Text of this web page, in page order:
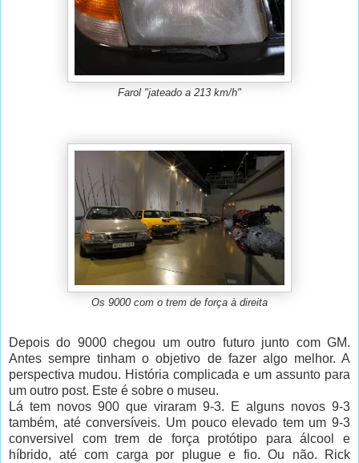
Farol "jateado a 213 km/h"
Os 9000 com o trem de força à direita
Depois do 9000 chegou um outro futuro junto com GM.
Antes sempre tinham o objetivo de fazer algo melhor. A
perspectiva mudou. História complicada e um assunto para
um outro post. Este é sobre o museu.
Lá tem novos 900 que viraram 9-3. E alguns novos 9-3
também, até conversíveis. Um pouco elevado tem um 9-3
conversivel com trem de força protótipo para álcool e
híbrido, até com carga por plugue e fio. Ou não. Rick